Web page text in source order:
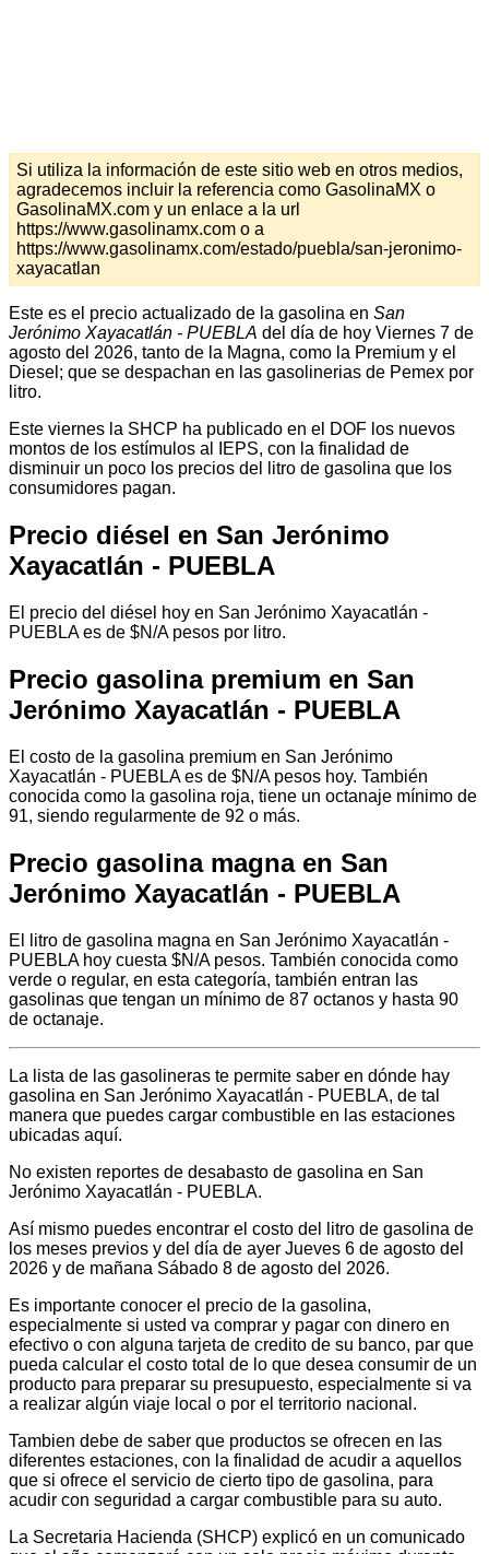
Si utiliza la información de este sitio web en otros medios,
agradecemos incluir la referencia como GasolinaMX o
GasolinaMX.com y un enlace a la url
https://www.gasolinamx.com o a
https://www.gasolinamx.com/estado/puebla/san-jeronimo-
xayacatlan
Este es el precio actualizado de la gasolina en San
Jerónimo Xayacatlán - PUEBLA del día de hoy Viernes 7 de
agosto del 2026, tanto de la Magna, como la Premium y el
Diesel; que se despachan en las gasolinerias de Pemex por
litro.
Este viernes la SHCP ha publicado en el DOF los nuevos
montos de los estímulos al IEPS, con la finalidad de
disminuir un poco los precios del litro de gasolina que los
consumidores pagan.
Precio diésel en San Jerónimo
Xayacatlán - PUEBLA
El precio del diésel hoy en San Jerónimo Xayacatlán -
PUEBLA es de $N/A pesos por litro.
Precio gasolina premium en San
Jerónimo Xayacatlán - PUEBLA
El costo de la gasolina premium en San Jerónimo
Xayacatlán - PUEBLA es de $N/A pesos hoy. También
conocida como la gasolina roja, tiene un octanaje mínimo de
91, siendo regularmente de 92 o más.
Precio gasolina magna en San
Jerónimo Xayacatlán - PUEBLA
El litro de gasolina magna en San Jerónimo Xayacatlán -
PUEBLA hoy cuesta $N/A pesos. También conocida como
verde o regular, en esta categoría, también entran las
gasolinas que tengan un mínimo de 87 octanos y hasta 90
de octanaje.
La lista de las gasolineras te permite saber en dónde hay
gasolina en San Jerónimo Xayacatlán - PUEBLA, de tal
manera que puedes cargar combustible en las estaciones
ubicadas aquí.
No existen reportes de desabasto de gasolina en San
Jerónimo Xayacatlán - PUEBLA.
Así mismo puedes encontrar el costo del litro de gasolina de
los meses previos y del día de ayer Jueves 6 de agosto del
2026 y de mañana Sábado 8 de agosto del 2026.
Es importante conocer el precio de la gasolina,
especialmente si usted va comprar y pagar con dinero en
efectivo o con alguna tarjeta de credito de su banco, par que
pueda calcular el costo total de lo que desea consumir de un
producto para preparar su presupuesto, especialmente si va
a realizar algún viaje local o por el territorio nacional.
Tambien debe de saber que productos se ofrecen en las
diferentes estaciones, con la finalidad de acudir a aquellos
que si ofrece el servicio de cierto tipo de gasolina, para
acudir con seguridad a cargar combustible para su auto.
La Secretaria Hacienda (SHCP) explicó en un comunicado